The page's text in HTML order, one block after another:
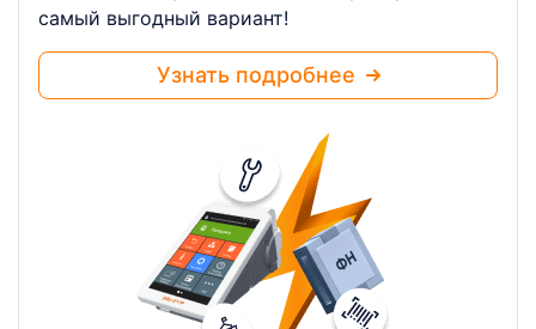
самый выгодный вариант!
Узнать подробнее